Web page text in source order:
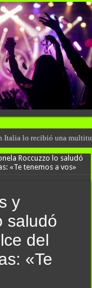
Italia lo recibió una
Roccuzzo lo saludó
«Te tenemos a vos»
y
saludó
del
«Te